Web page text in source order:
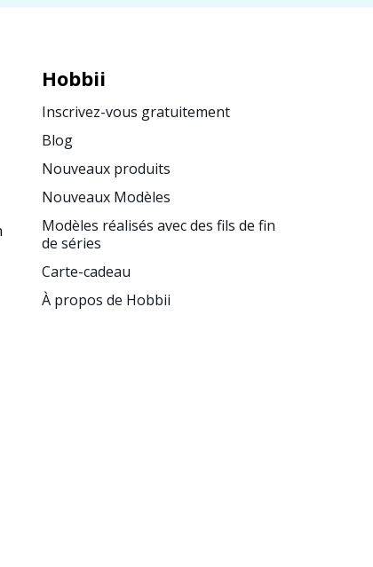
Hobbii
Inscrivez-vous gratuitement
Blog
Nouveaux produits
Nouveaux Modèles
Modèles réalisés avec des fils de fin
de séries
Carte-cadeau
À propos de Hobbii